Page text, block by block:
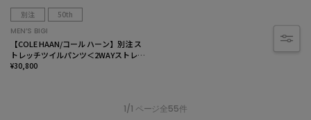
別注
50th
MEN’S BIGI
【COLE HAAN/コール ハーン】別注 ス
トレッチツイルパンツ＜2WAYストレッ
チ＞
¥30,800
1/1 ページ全55件